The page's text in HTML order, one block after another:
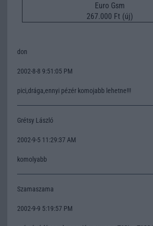
Euro Gsm
267.000 Ft (új)
don
2002-8-8 9:51:05 PM
pici,drága,ennyi pézér komojabb lehetne!!!
Grétsy László
2002-9-5 11:29:37 AM
komolyabb
Szamaszama
2002-9-9 5:19:57 PM